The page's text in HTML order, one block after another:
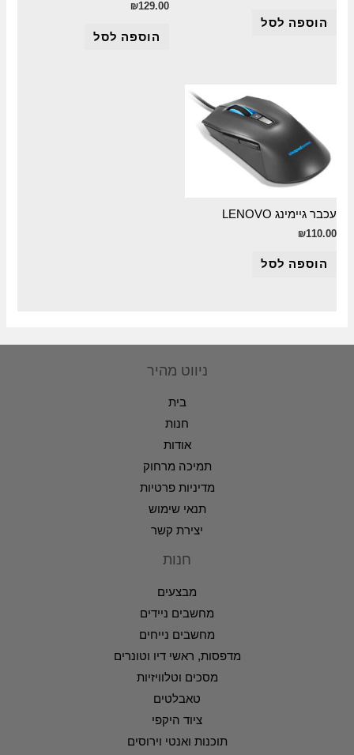
הוספה לסל
₪129.00
הוספה לסל
עכבר גיימינג LENOVO
₪110.00
הוספה לסל
ניווט מהיר
בית
חנות
אודות
תמיכה מרחוק
מדיניות פרטיות
תנאי שימוש
יצירת קשר
חנות
מבצעים
מחשבים ניידים
מחשבים נייחים
מדפסות, ראשי דיו וטונרים
מסכים וטלוויזיות
טאבלטים
ציוד היקפי
תוכנות ואנטי וירוסים